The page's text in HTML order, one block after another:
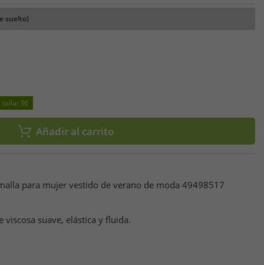
suelto)
talla: 36
Añadir al carrito
para mujer vestido de verano de moda 49498517
suave, elástica y fluida.